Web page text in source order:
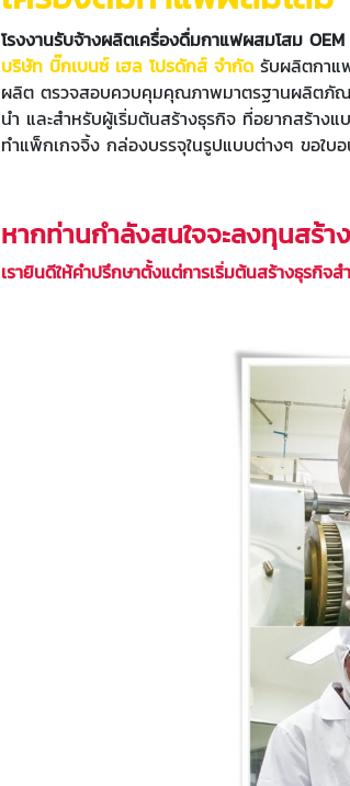
โรงงานรับจ้างผลิตเครื่องดื่มกาแฟผสมโสม
บริษัท บิ๊กเบนซ์ เฮล โปรดักส์ จำกัด รับผลิตกาแ
ผลิต ตรวจสอบควบคุมคุณภาพมาตรฐานผลิตภัณฑ์
นำ และสำหรับผู้เริ่มต้นสร้างธุรกิจ ที่อยากสร้าง
ทำแพ็กเกจจิ้ง กล่องบรรจุในรูปแบบต่างๆ ขอใ
หากท่านกำลังสนใจจะลงทุนสร้า
เรายินดีให้คำปรึกษาตั้งแต่การเริ่มต้นสร้างธุรกิ